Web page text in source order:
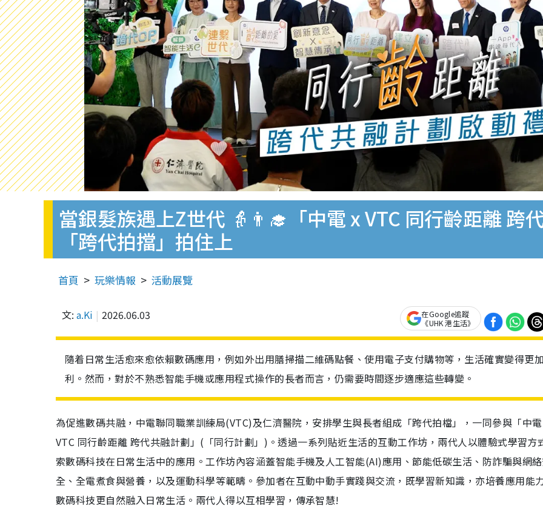
當銀髮族遇上Z世代 👵👨‍🎓「中電 x VTC 同行齡距離 跨
「跨代拍擋」拍住上
首頁 玩樂情報 活動展覽
文: a.Ki 2026.06.03
在Google追蹤
《UHK 港生活》
隨着日常生活愈來愈依賴數碼應用，例如外出用膳掃描二維碼點餐、使用電子支付購物等，生活確實變得更
利。然而，對於不熟悉智能手機或應用程式操作的長者而言，仍需要時間逐步適應這些轉變。
為促進數碼共融，中電聯同職業訓練局(VTC)及仁濟醫院，安排學生與長者組成「跨代拍檔」，一同參與「中
VTC 同行齡距離 跨代共融計劃」(「同行計劃」)。透過一系列貼近生活的互動工作坊，兩代人以體驗式學習方
索數碼科技在日常生活中的應用。工作坊內容涵蓋智能手機及人工智能(AI)應用、節能低碳生活、防詐騙與網
全、全電煮食與營養，以及運動科學等範疇。參加者在互動中動手實踐與交流，既學習新知識，亦培養應用能
數碼科技更自然融入日常生活。兩代人得以互相學習，傳承智慧!